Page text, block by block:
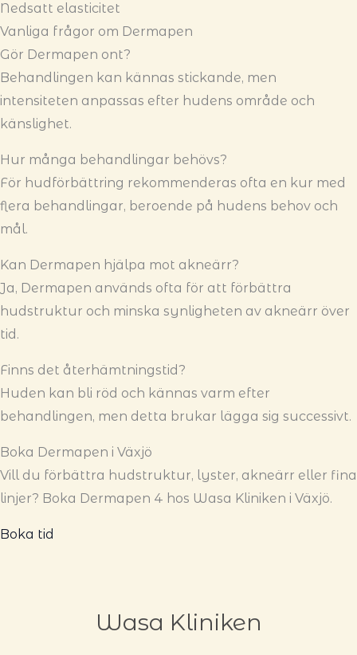
Nedsatt elasticitet
Vanliga frågor om Dermapen
Gör Dermapen ont?
Behandlingen kan kännas stickande, men
intensiteten anpassas efter hudens område och
känslighet.
Hur många behandlingar behövs?
För hudförbättring rekommenderas ofta en kur med
flera behandlingar, beroende på hudens behov och
mål.
Kan Dermapen hjälpa mot akneärr?
Ja, Dermapen används ofta för att förbättra
hudstruktur och minska synligheten av akneärr över
tid.
Finns det återhämtningstid?
Huden kan bli röd och kännas varm efter
behandlingen, men detta brukar lägga sig successivt.
Boka Dermapen i Växjö
Vill du förbättra hudstruktur, lyster, akneärr eller fina
linjer? Boka Dermapen 4 hos Wasa Kliniken i Växjö.
Boka tid
Wasa Kliniken